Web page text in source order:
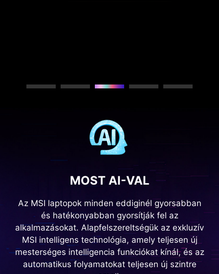
MOST AI-VAL
Az MSI laptopok minden eddiginél gyorsabban
és hatékonyabban gyorsítják fel az
alkalmazásokat. Alapfelszereltségük az exkluzív
MSI intelligens technológia, amely teljesen új
mesterséges intelligencia funkciókat kínál, és az
automatikus folyamatokat teljesen új szintre